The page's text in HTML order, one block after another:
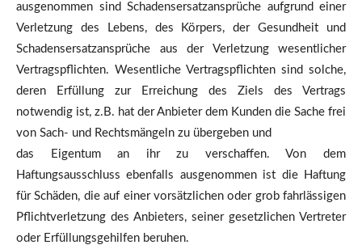
ausgenommen sind Schadensersatzansprüche aufgrund einer
Verletzung des Lebens, des Körpers, der Gesundheit und
Schadensersatzansprüche aus der Verletzung wesentlicher
Vertragspflichten. Wesentliche Vertragspflichten sind solche,
deren Erfüllung zur Erreichung des Ziels des Vertrags
notwendig ist, z.B. hat der Anbieter dem Kunden die Sache frei
von Sach- und Rechtsmängeln zu übergeben und
das Eigentum an ihr zu verschaffen. Von dem
Haftungsausschluss ebenfalls ausgenommen ist die Haftung
für Schäden, die auf einer vorsätzlichen oder grob fahrlässigen
Pflichtverletzung des Anbieters, seiner gesetzlichen Vertreter
oder Erfüllungsgehilfen beruhen.